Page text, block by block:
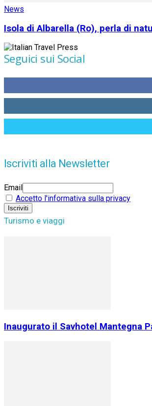
News
Isola di Albarella (Ro), perla di
Seguici sui Social
Iscriviti alla Newsletter
Email
Accetto l'informativa sulla privacy
Turismo e viaggi
Inaugurato il Savhotel Mantegna